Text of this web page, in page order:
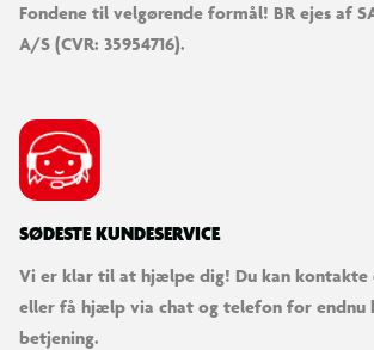
Fondene til velgørende formål! BR ejes af
A/S (CVR: 35954716).
SØDESTE KUNDESERVICE
Vi er klar til at hjælpe dig! Du kan kontakte
eller få hjælp via chat og telefon for endnu
betjening.